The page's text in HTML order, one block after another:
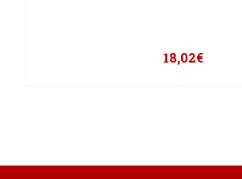
18,02€